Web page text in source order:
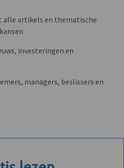
artikels en thematische
investeringen en
managers, beslissers en